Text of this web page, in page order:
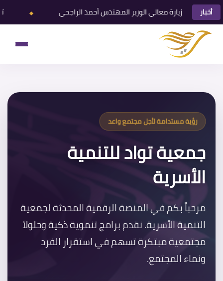
أخبار
الوزير المهندس أحمد الراجحي ⬥ توادَّ تحقق الفوز في
رؤية مستدامة لأجل مجتمع واعد
جمعية تواد للتنمية
الأسرية
مرحباً بكم في المنصة الرقمية المحدثة لجمعية
التنمية الأسرية. نقدم برامج تنموية ذكية وحلولاً
مجتمعية مبتكرة تسهم في استقرار الفرد
ونماء المجتمع.